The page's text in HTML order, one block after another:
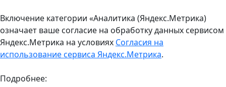
Включение категории «Аналитика (Яндекс.Метрика)
означает ваше согласие на обработку данных сервисом
Яндекс.Метрика на условиях Согласия на
использование сервиса Яндекс.Метрика.
Подробнее: